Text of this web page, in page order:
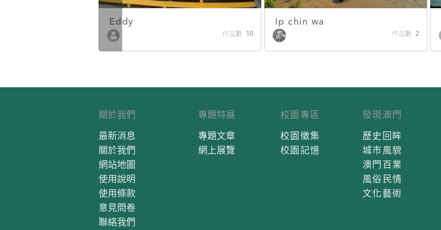
Eddy
作品數 10
Ip chin wa
作品數 2
關於我們
最新消息
關於我們
網站地圖
使用說明
使用條款
意見問卷
聯絡我們
專題特展
專題文章
網上展覽
校園專區
校園徵集
校園記憶
發現澳門
歷史回眸
城市風貌
澳門百業
風俗民情
文化藝術